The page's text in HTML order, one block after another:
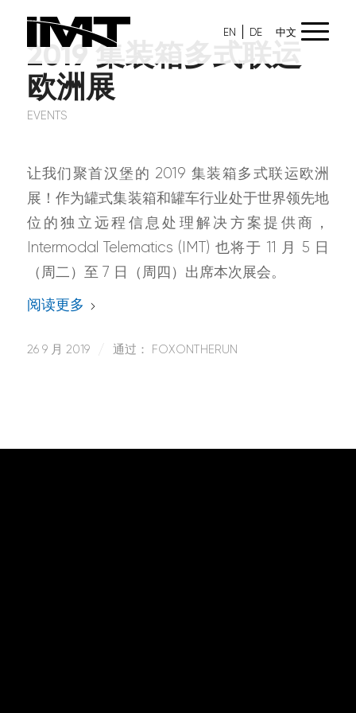
EN DE 中文
2019 集装箱多式联运
欧洲展
EVENTS
让我们聚首汉堡的 2019 集装箱多式联运欧洲
展！作为罐式集装箱和罐车行业处于世界领先地
位的独立远程信息处理解决方案提供商，
Intermodal Telematics (IMT) 也将于 11 月 5 日
（周二）至 7 日（周四）出席本次展会。
阅读更多
26 9 月 2019 通过： FOXONTHERUN